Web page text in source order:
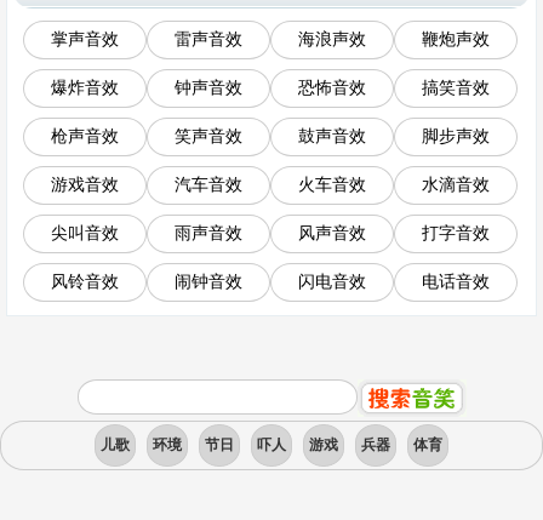
掌声音效 雷声音效 海浪声效 鞭炮声效
爆炸音效 钟声音效 恐怖音效 搞笑音效
枪声音效 笑声音效 鼓声音效 脚步声效
游戏音效 汽车音效 火车音效 水滴音效
尖叫音效 雨声音效 风声音效 打字音效
风铃音效 闹钟音效 闪电音效 电话音效
儿歌 环境 节日 吓人 游戏 兵器 体育